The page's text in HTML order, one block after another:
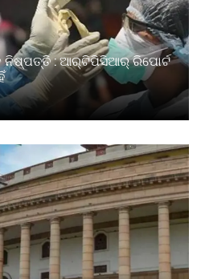
ନିଷ୍ପତ୍ତି : ଆର୍‌ଟିପିସିଆର୍ ରିପୋର୍ଟ